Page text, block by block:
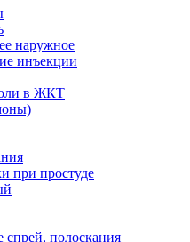
наружное
инъекции
в ЖКТ
при простуде
спрей, полоскания